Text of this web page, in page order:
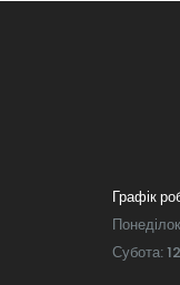
Графік
Субота: